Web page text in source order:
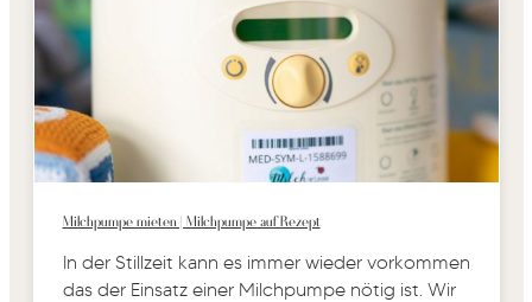
Milchpumpe mieten | Milchpumpe auf Rezept
In der Stillzeit kann es immer wieder vorkommen
das der Einsatz einer Milchpumpe nötig ist. Wir